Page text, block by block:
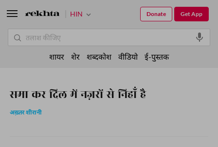
समा कर दिल में नज़रों से निहाँ है
अख़्तर शीरानी
HIN Get App
Donate
शायर शेर शब्दकोश वीडियो ई-पुस्तक